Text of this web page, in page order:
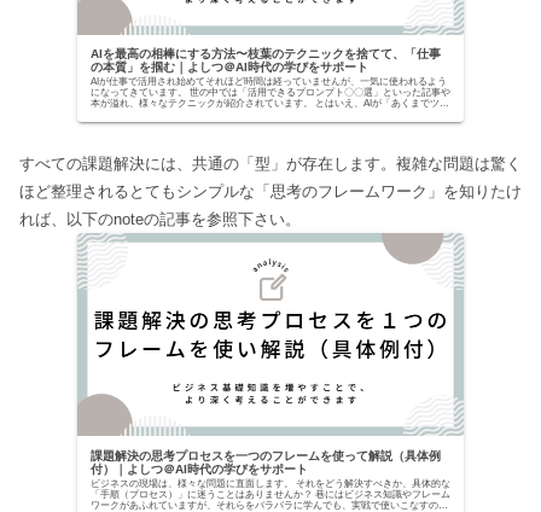
AIを最高の相棒にする方法〜枝葉のテクニックを捨てて、「仕事
の本質」を掴む｜よしつ＠AI時代の学びをサポート
AIが仕事で活用され始めてそれほど時間は経っていませんが、一気に使われるよう
になってきています。 世の中では「活用できるプロンプト〇〇選」といった記事や
本が溢れ、様々なテクニックが紹介されています。 とはいえ、AIが「あくまでツー
すべての課題解決には、共通の「型」が存在します。複雑な問題は驚く
ほど整理されるとてもシンプルな「思考のフレームワーク」を知りたけ
れば、以下のnoteの記事を参照下さい。
課題解決の思考プロセスを一つのフレームを使って解説（具体例
付）｜よしつ＠AI時代の学びをサポート
ビジネスの現場は、様々な問題に直面します。 それをどう解決すべきか、具体的な
「手順（プロセス）」に迷うことはありませんか？ 巷にはビジネス知識やフレーム
ワークがあふれていますが、それらをバラバラに学んでも、実戦で使いこなすのは